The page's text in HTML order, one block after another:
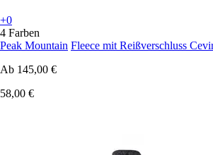
+0
4 Farben
Peak Mountain Fleece mit Reißverschluss
Ab 145,00 €
58,00 €